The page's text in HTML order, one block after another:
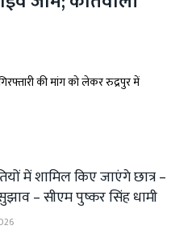
की मांग को लेकर रुद्रपुर में
में शामिल किए जाएंगे छात्र –
– सीएम पुष्कर सिंह धामी